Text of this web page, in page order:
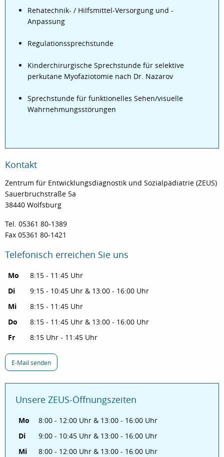
Rehatechnik- / Hilfsmittel-Versorgung und -
Anpassung
Regulationssprechstunde
Kinderchirurgische Sprechstunde für selektive
perkutane Myofaziotomie nach Dr. Nazarov
Sprechstunde für funktionelles Sehen/visuelle
Wahrnehmungsstörungen
Kontakt
Zentrum für Entwicklungsdiagnostik und Sozialpädiatrie (ZEUS)
Sauerbruchstraße 5a
38440 Wolfsburg
Tel. 05361 80-1389
Fax 05361 80-1421
Telefonisch erreichen Sie uns
Mo
8:15 - 11:45 Uhr
Di
9:15 - 10:45 Uhr & 13:00 - 16:00 Uhr
Mi
8:15 - 11:45 Uhr
Do
8:15 - 11:45 Uhr & 13:00 - 16:00 Uhr
Fr
8:15 Uhr - 11:45 Uhr
E-Mail senden
Unsere ZEUS-Öffnungszeiten
Mo
8:00 - 12:00 Uhr & 13:00 - 16:00 Uhr
Di
9:00 - 10:45 Uhr & 13:00 - 16:00 Uhr
Mi
8:00 - 12:00 Uhr & 13:00 - 16:00 Uhr